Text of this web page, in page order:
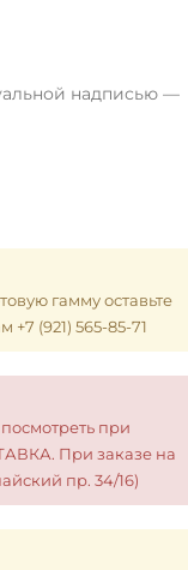
надписью —
гамму оставьте
(921) 565-85-71
при
При заказе на
пр. 34/16)